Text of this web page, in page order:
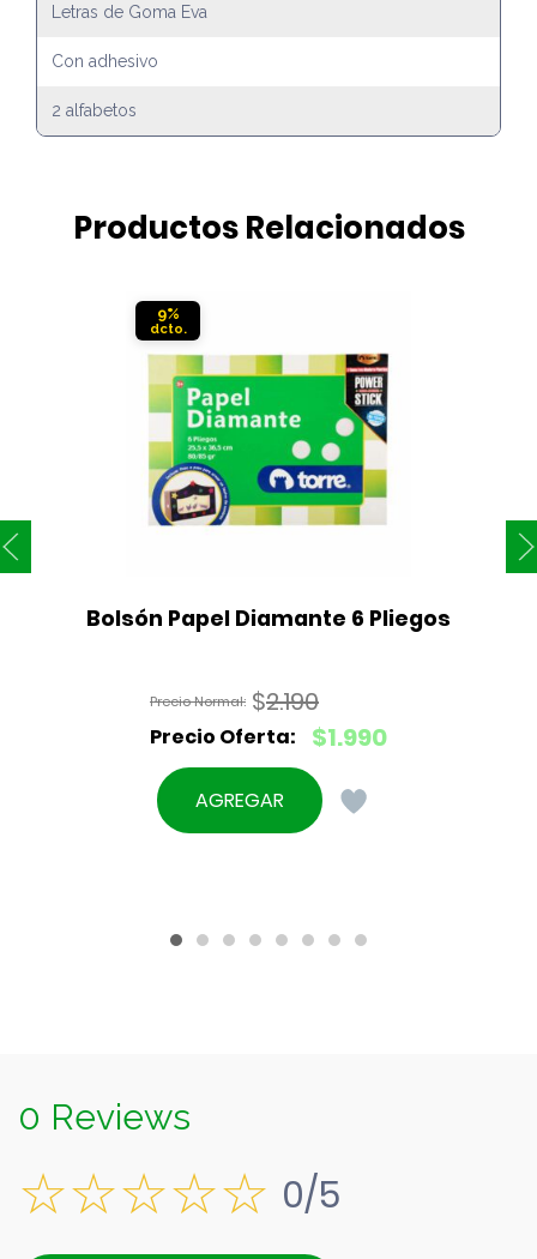
Letras de Goma Eva
Con adhesivo
2 alfabetos
Productos Relacionados
9%
Bolsón Papel Diamante 6 Pliegos
$2.190
El
precio
original
$1.990
El
precio
actual
AGREGAR
0 Reviews
0/5